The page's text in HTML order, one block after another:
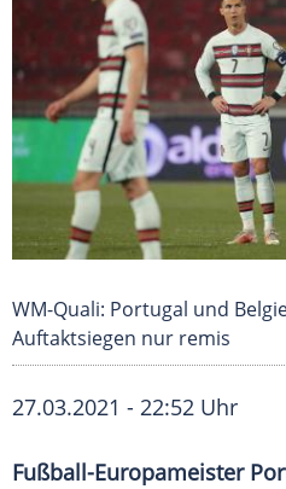
WM-Quali: Portugal und
Auftaktsiegen nur remis
27.03.2021 - 22:52 Uhr
Fußball-Europameister